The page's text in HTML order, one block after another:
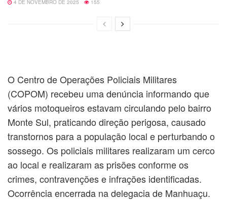
4 DE NOVEMBRO DE 2025 155
O Centro de Operações Policiais Militares
(COPOM) recebeu uma denúncia informando que
vários motoqueiros estavam circulando pelo bairro
Monte Sul, praticando direção perigosa, causado
transtornos para a população local e perturbando o
sossego. Os policiais militares realizaram um cerco
ao local e realizaram as prisões conforme os
crimes, contravenções e infrações identificadas.
Ocorrência encerrada na delegacia de Manhuaçu.